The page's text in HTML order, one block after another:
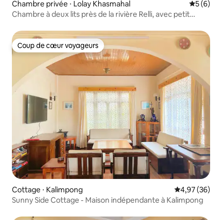
Chambre privée ⋅ Lolay Khasmahal
5 (6)
Chambre à deux lits près de la rivière Relli, avec petit
Coup de cœur voyageurs
Coup de cœur voyageurs
Cottage ⋅ Kalimpong Évaluation
4,97 (36)
Sunny Side Cottage - Maison indépendante à Kalimpong